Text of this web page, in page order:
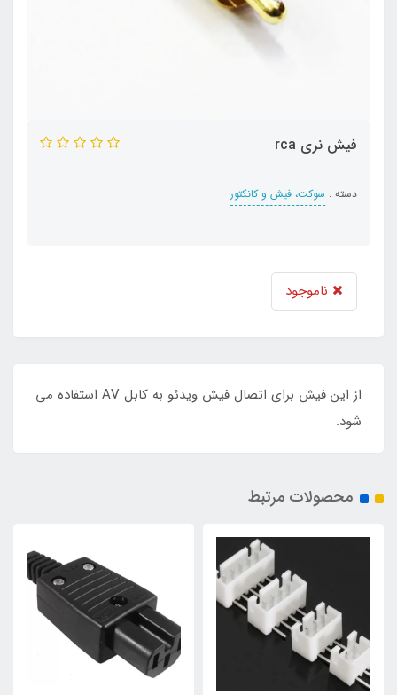
فیش نری rca
دسته : سوکت، فیش و کانکتور
ناموجود
از این فیش برای اتصال فیش ویدئو به کابل AV استفاده می
شود.
محصولات مرتبط